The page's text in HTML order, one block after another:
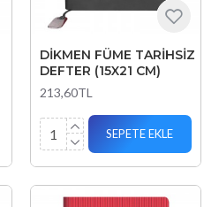
DİKMEN FÜME TARİHSİZ
DEFTER (15X21 CM)
213,60TL
SEPETE EKLE